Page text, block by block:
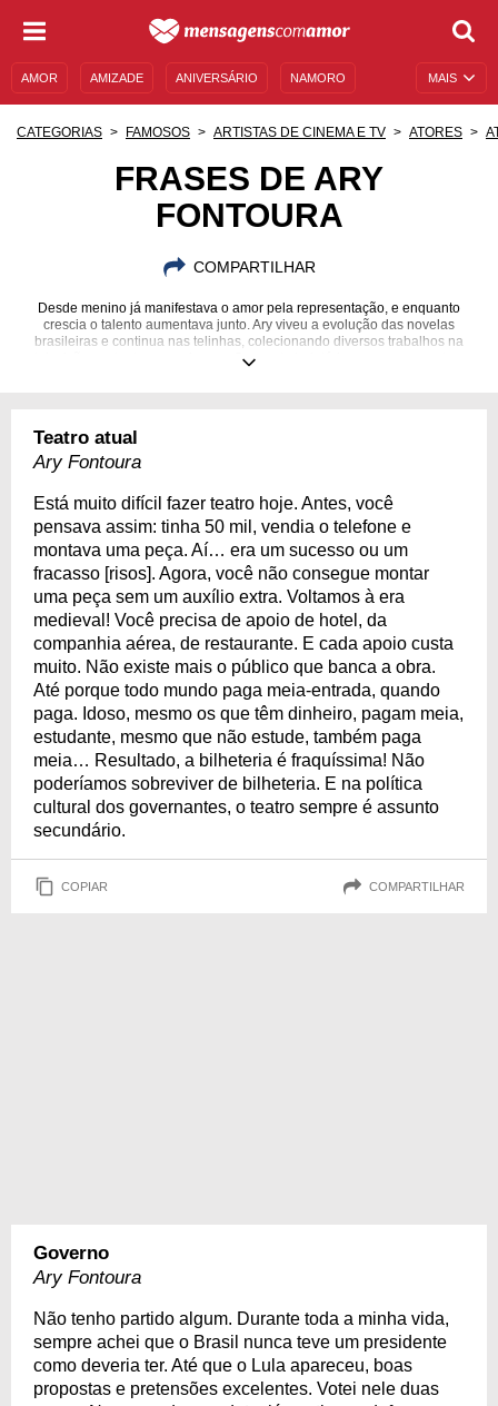
MAIS
AMOR AMIZADE ANIVERSÁRIO NAMORO
MENSAGENS E FRASES MENSAGENS DE ANIVERSÁRIO
CATEGORIAS FAMOSOS ARTISTAS DE CINEMA E TV ATORES
FRASES DE ARY
FONTOURA
COMPARTILHAR
Desde menino já manifestava o amor pela representação, e enquanto
crescia o talento aumentava junto. Ary viveu a evolução das novelas
brasileiras e continua nas telinhas, colecionando diversos trabalhos na
televisão, no teatro e no cinema. Com esta trajetória, o paranaense tem
Teatro atual
Ary Fontoura
Está muito difícil fazer teatro hoje. Antes, você
pensava assim: tinha 50 mil, vendia o telefone e
montava uma peça. Aí… era um sucesso ou um
fracasso [risos]. Agora, você não consegue montar
uma peça sem um auxílio extra. Voltamos à era
medieval! Você precisa de apoio de hotel, da
companhia aérea, de restaurante. E cada apoio custa
muito. Não existe mais o público que banca a obra.
Até porque todo mundo paga meia-entrada, quando
paga. Idoso, mesmo os que têm dinheiro, pagam meia,
estudante, mesmo que não estude, também paga
meia… Resultado, a bilheteria é fraquíssima! Não
poderíamos sobreviver de bilheteria. E na política
cultural dos governantes, o teatro sempre é assunto
secundário.
COPIAR COMPARTILHAR
Governo
Ary Fontoura
Não tenho partido algum. Durante toda a minha vida,
sempre achei que o Brasil nunca teve um presidente
como deveria ter. Até que o Lula apareceu, boas
propostas e pretensões excelentes. Votei nele duas